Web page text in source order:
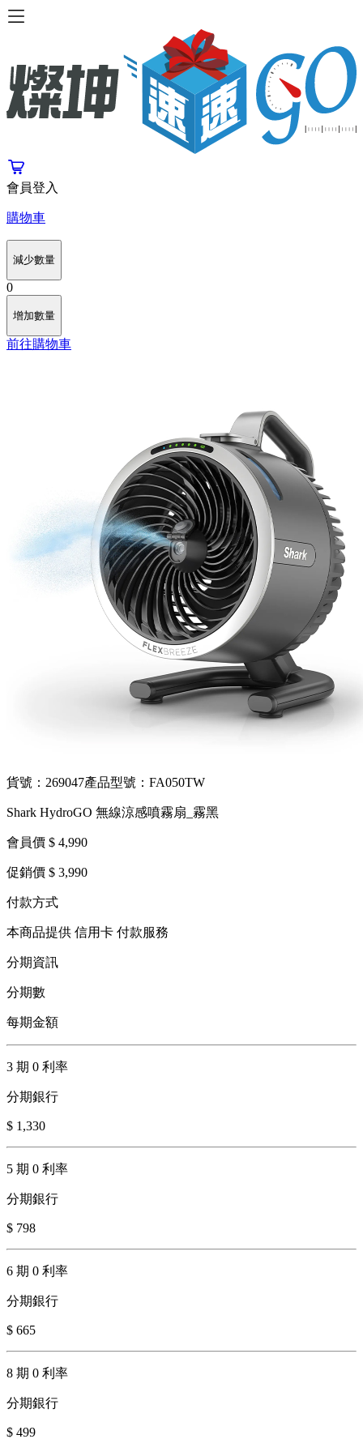
會員登入
購物車
減少數量
0
增加數量
前往購物車
貨號：269047產品型號：FA050TW
Shark HydroGO 無線涼感噴霧扇_霧黑
會員價 $ 4,990
促銷價 $ 3,990
付款方式
本商品提供 信用卡 付款服務
分期資訊
分期數
每期金額
3 期 0 利率
分期銀行
$ 1,330
5 期 0 利率
分期銀行
$ 798
6 期 0 利率
分期銀行
$ 665
8 期 0 利率
分期銀行
$ 499